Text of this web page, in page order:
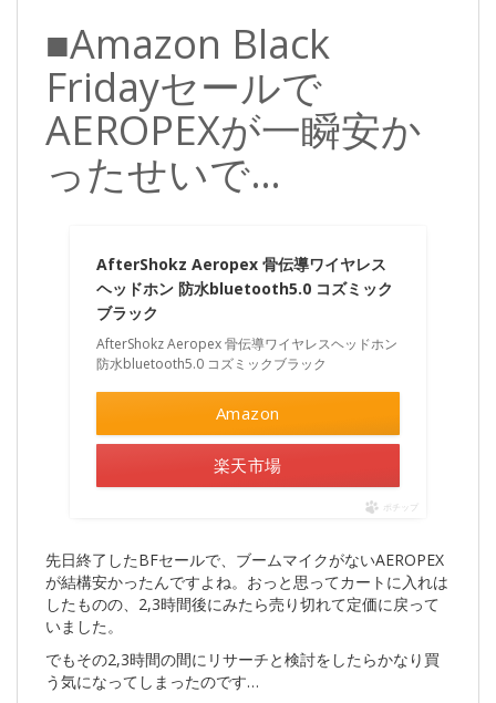
■Amazon Black
Fridayセールで
AEROPEXが一瞬安か
ったせいで…
AfterShokz Aeropex 骨伝導ワイヤレス
ヘッドホン 防水bluetooth5.0 コズミック
ブラック
AfterShokz Aeropex 骨伝導ワイヤレスヘッドホン
防水bluetooth5.0 コズミックブラック
Amazon
楽天市場
ポチップ
先日終了したBFセールで、ブームマイクがないAEROPEX
が結構安かったんですよね。おっと思ってカートに入れは
したものの、2,3時間後にみたら売り切れて定価に戻って
いました。
でもその2,3時間の間にリサーチと検討をしたらかなり買
う気になってしまったのです…